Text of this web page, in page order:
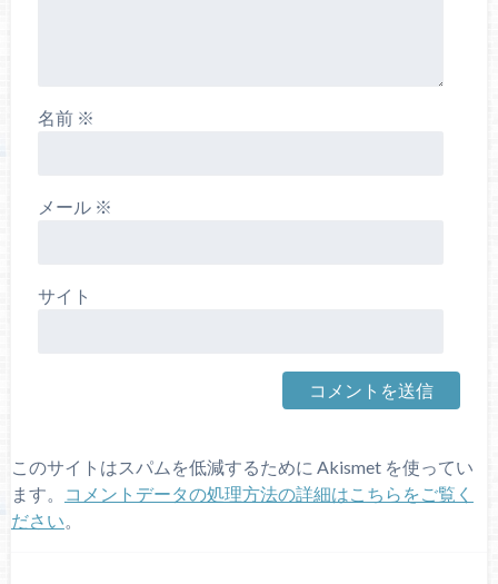
名前 ※
メール ※
サイト
このサイトはスパムを低減するために Akismet を使ってい
ます。
コメントデータの処理方法の詳細はこちらをご覧く
ださい。